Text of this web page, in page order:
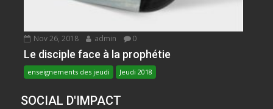
Nov 26, 2018 admin 0
Le disciple face à la prophétie
enseignements des jeudi Jeudi 2018
SOCIAL D'IMPACT